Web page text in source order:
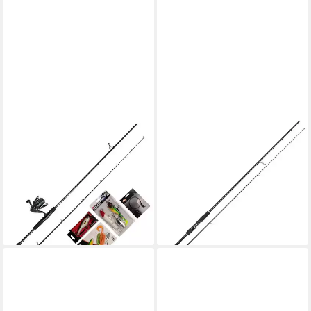
Spinnrute, Abu Garcia Fast
Attack Pro 210 5-21g Perch
Komplett-Angelset
129,99 €
UVP 159,99 €
-19%
lieferbar - in 3-4 Werktagen bei dir
Spinnrute Westin W2 Zander
Hunter MH 2,65m 10-42g
lieferbar - in 3-4 Werktagen bei dir